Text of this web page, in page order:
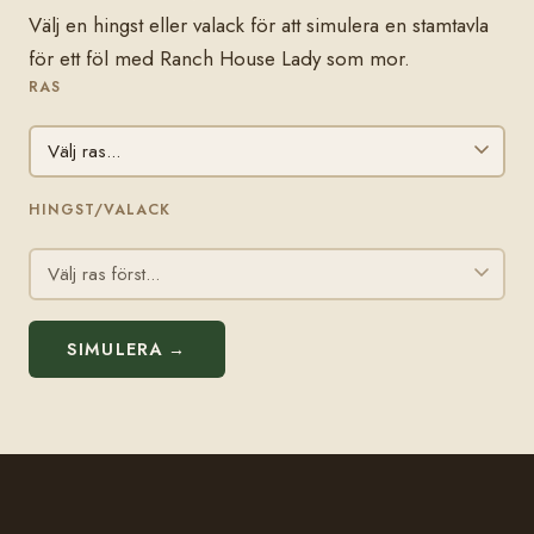
Välj en hingst eller valack för att simulera en stamtavla
för ett föl med Ranch House Lady som mor.
RAS
HINGST/VALACK
SIMULERA →